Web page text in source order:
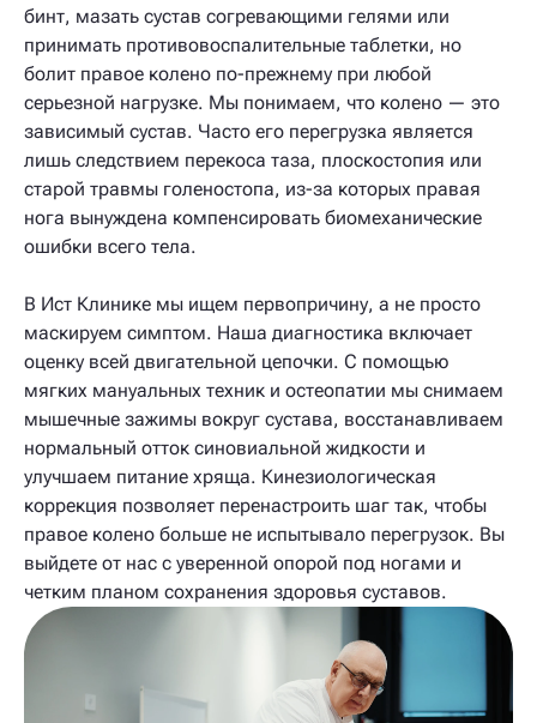
бинт, мазать сустав согревающими гелями или
принимать противовоспалительные таблетки, но
болит правое колено по-прежнему при любой
серьезной нагрузке. Мы понимаем, что колено — это
зависимый сустав. Часто его перегрузка является
лишь следствием перекоса таза, плоскостопия или
старой травмы голеностопа, из-за которых правая
нога вынуждена компенсировать биомеханические
ошибки всего тела.
В Ист Клинике мы ищем первопричину, а не просто
маскируем симптом. Наша диагностика включает
оценку всей двигательной цепочки. С помощью
мягких мануальных техник и остеопатии мы снимаем
мышечные зажимы вокруг сустава, восстанавливаем
нормальный отток синовиальной жидкости и
улучшаем питание хряща. Кинезиологическая
коррекция позволяет перенастроить шаг так, чтобы
правое колено больше не испытывало перегрузок. Вы
выйдете от нас с уверенной опорой под ногами и
четким планом сохранения здоровья суставов.